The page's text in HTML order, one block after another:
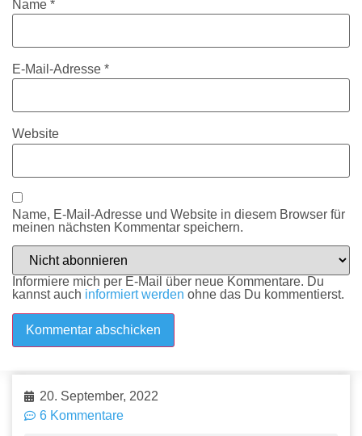
Name *
E-Mail-Adresse *
Website
Name, E-Mail-Adresse und Website in diesem Browser für
meinen nächsten Kommentar speichern.
Informiere mich per E-Mail über neue Kommentare. Du
kannst auch informiert werden ohne das Du kommentierst.
20. September, 2022
6 Kommentare